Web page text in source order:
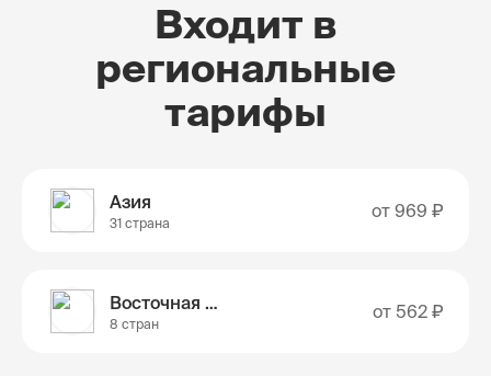
Входит в
региональные
тарифы
Азия
31 страна
от 969 ₽
Восточная Азия
8 стран
от 562 ₽